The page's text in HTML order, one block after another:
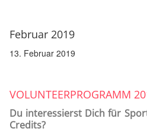
Februar 2019
13. Februar 2019
VOLUNTEERPROGRAMM
Du interessierst Dich für
Credits?